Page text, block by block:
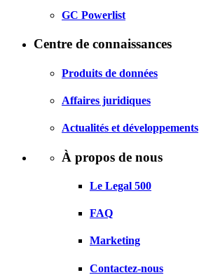
GC Powerlist
Centre de connaissances
Produits de données
Affaires juridiques
Actualités et développements
À propos de nous
Le Legal 500
FAQ
Marketing
Contactez-nous